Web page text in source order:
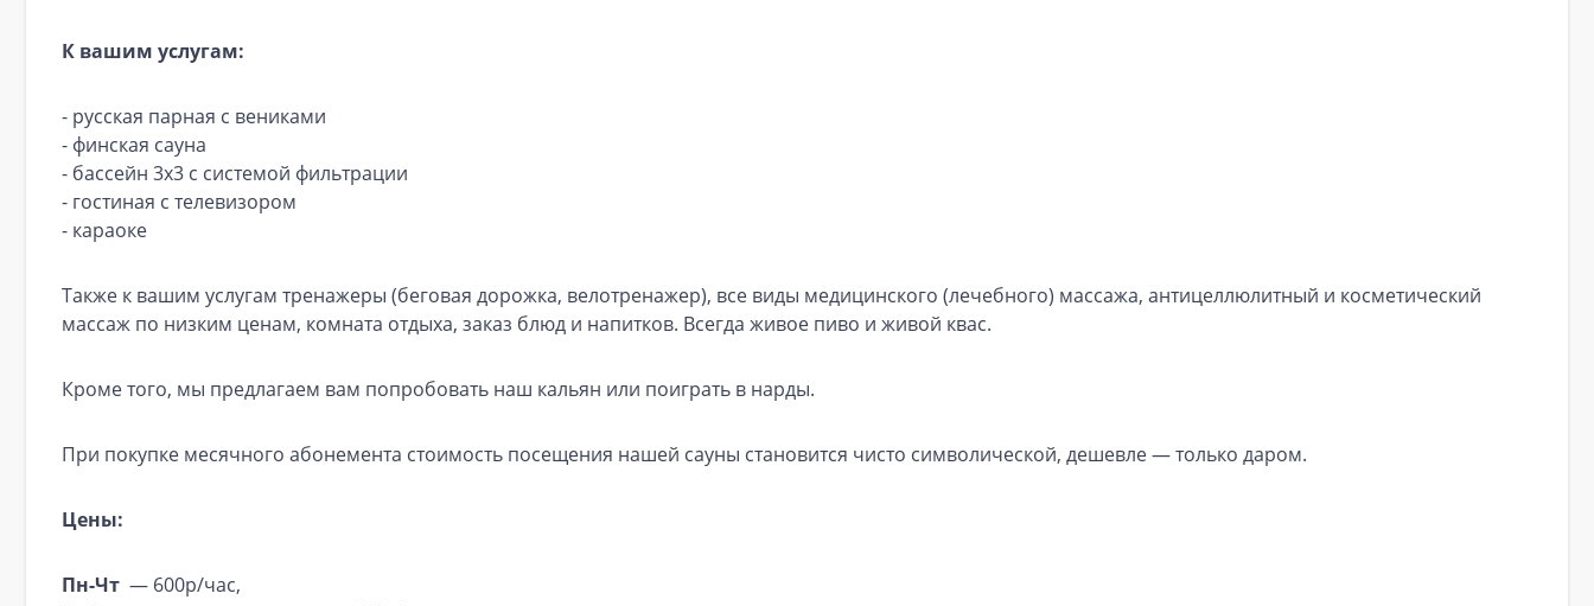
К вашим услугам:
- русская парная с вениками
- финская сауна
- бассейн 3х3 с системой фильтрации
- гостиная с телевизором
- караоке
Также к вашим услугам тренажеры (беговая дорожка, велотренажер), все виды медицинского (лечебного) массажа, антицеллюлитный и косметический
массаж по низким ценам, комната отдыха, заказ блюд и напитков. Всегда живое пиво и живой квас.
Кроме того, мы предлагаем вам попробовать наш кальян или поиграть в нарды.
При покупке месячного абонемента стоимость посещения нашей сауны становится чисто символической, дешевле — только даром.
Цены:
Пн-Чт — 600р/час,